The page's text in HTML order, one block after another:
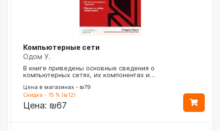
Компьютерные сети
Одом У.
В книге приведены основные сведения о
компьютерных сетях, их компонентах и…
Цена в магазинах - ₪79
Скидка - 15 % (₪12)
Цена: ₪67